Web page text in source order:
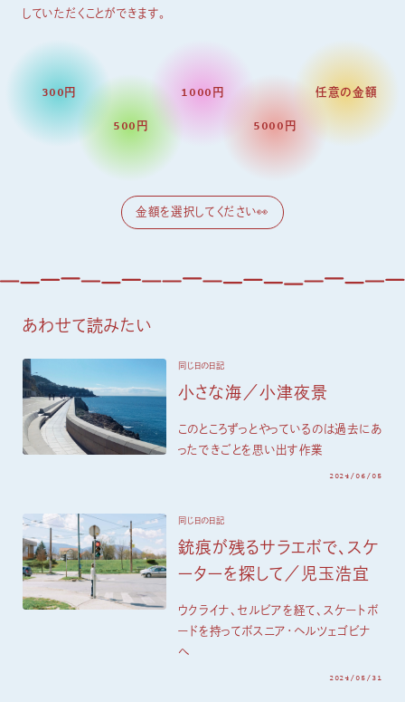
していただくことができます。
300円
500円
1000円
5000円
任意の金額
あわせて読みたい
同じ日の日記
小さな海／小津夜景
このところずっとやっているのは過去にあ
ったできごとを思い出す作業
2024/06/05
同じ日の日記
銃痕が残るサラエボで、スケ
ーターを探して／児玉浩宜
ウクライナ、セルビアを経て、スケートボ
ードを持ってボスニア・ヘルツェゴビナ
へ
2024/05/31